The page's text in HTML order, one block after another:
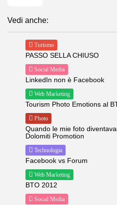
Vedi anche:
Turismo
PASSO SELLA CHIUSO
Social Media
LinkedIn non è Facebook
Web Marketing
Tourism Photo Emotions al
Photo
Quando le mie foto
Dolomiti Promotion
Technologia
Facebook vs Forum
Web Marketing
BTO 2012
Social Media